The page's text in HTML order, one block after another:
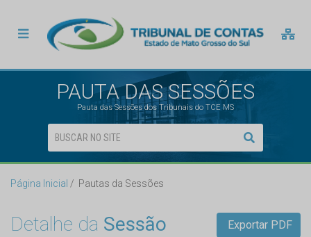
PAUTA DAS SESSÕES
Pauta das Sessões dos Tribunais do TCE MS
Página Inicial Pautas da Sessões
Detalhe da Sessão Exportar PDF